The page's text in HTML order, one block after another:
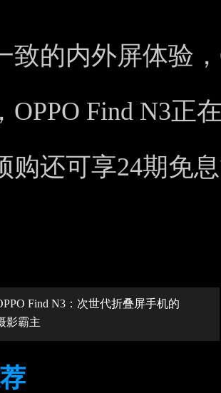
致的内外屏体验
OPPO Find N3正
购还可享24期免
Find N3：次世代折叠屏手机的
影霸主